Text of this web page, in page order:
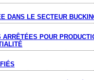
DANS LE SECTEUR
ARRÊTÉES POUR